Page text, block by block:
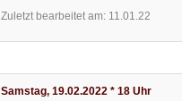
Zuletzt bearbeitet am: 11.01.22
Samstag, 19.02.2022 * 18 Uhr